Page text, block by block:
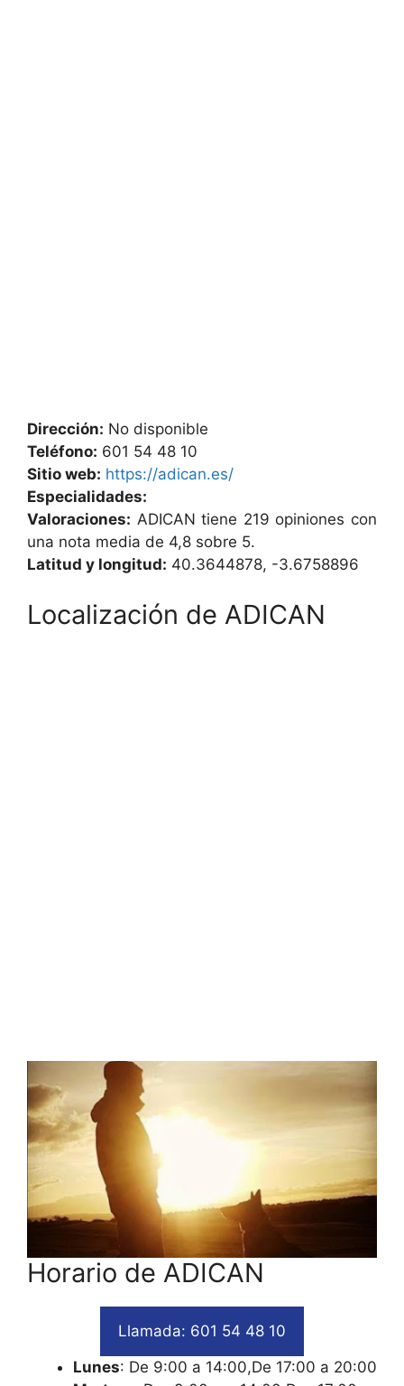
Dirección: No disponible
Teléfono: 601 54 48 10
Sitio web: https://adican.es/
Especialidades:
Valoraciones: ADICAN tiene 219 opiniones con
una nota media de 4,8 sobre 5.
Latitud y longitud: 40.3644878, -3.6758896
Localización de ADICAN
Horario de ADICAN
Llamada: 601 54 48 10
Lunes: De 9:00 a 14:00,De 17:00 a 20:00